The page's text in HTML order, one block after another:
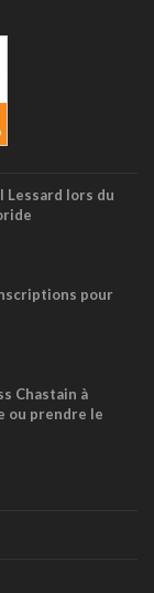
Lessard lors du
pour
Chastain à
ou prendre le
vidéo)